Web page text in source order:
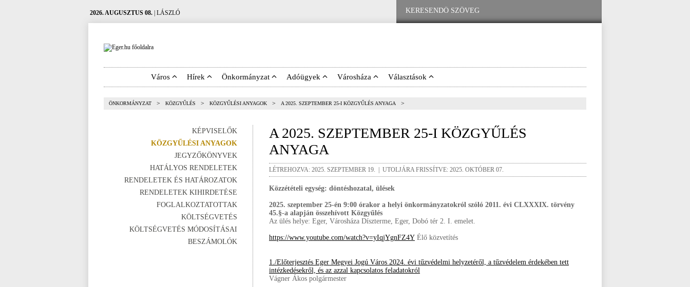
2026. AUGUSZTUS 08. | LÁSZLÓ
Város Hírek Önkormányzat Adóügyek Városháza Választások
ÖNKORMÁNYZAT > KÖZGYŰLÉS > KÖZGYŰLÉSI ANYAGOK > A 2025. SZEPTEMBER 25-I KÖZGYŰLÉS ANYAGA >
KÉPVISELŐK
KÖZGYŰLÉSI ANYAGOK
JEGYZŐKÖNYVEK
HATÁLYOS RENDELETEK
RENDELETEK ÉS HATÁROZATOK
RENDELETEK KIHIRDETÉSE
FOGLALKOZTATOTTAK
KÖLTSÉGVETÉS
KÖLTSÉGVETÉS MÓDOSÍTÁSAI
BESZÁMOLÓK
A 2025. SZEPTEMBER 25-I KÖZGYŰLÉS
ANYAGA
LÉTREHOZVA: 2025. SZEPTEMBER 19. | UTOLJÁRA FRISSÍTVE: 2025. OKTÓBER 07.
Közzétételi egység: döntéshozatal, ülések
2025. szeptember 25-én 9:00 órakor a helyi önkormányzatokról szóló 2011. évi CLXXXIX. törvény
45.§-a alapján összehívott Közgyűlés
Az ülés helye: Eger, Városháza Díszterme, Eger, Dobó tér 2. I. emelet.
https://www.youtube.com/watch?v=yIqjYgnFZ4Y Élő közvetítés
1./Előterjesztés Eger Megyei Jogú Város 2024. évi tűzvédelmi helyzetéről, a tűzvédelem érdekében tett
intézkedésekről, és az azzal kapcsolatos feladatokról
Vágner Ákos polgármester